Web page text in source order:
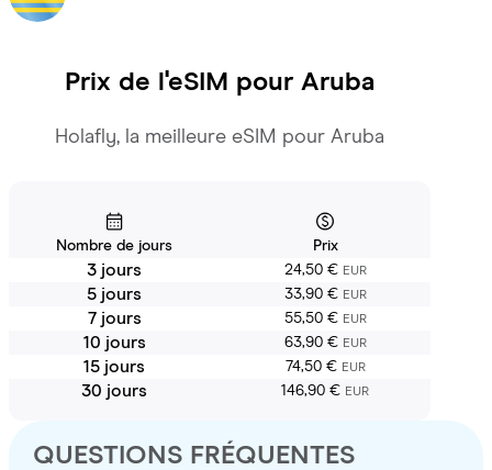
Prix de l'eSIM pour Aruba
Holafly, la meilleure eSIM pour Aruba
Nombre de jours Prix
3 jours 24,50 € EUR
5 jours 33,90 € EUR
7 jours 55,50 € EUR
10 jours 63,90 € EUR
15 jours 74,50 € EUR
30 jours 146,90 € EUR
QUESTIONS FRÉQUENTES